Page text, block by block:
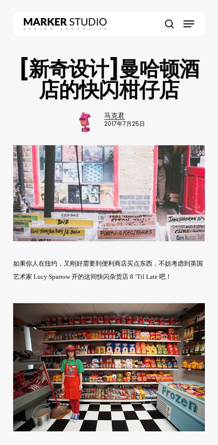
Menu
[新奇设计]曼哈顿酒
店的快闪柑仔店
马克君
2017年7月25日
如果你人在纽约，又刚好需要到便利商店买点东西，不妨考虑到英国
艺术家 Lucy Sparrow 开的这间快闪杂货店 8 ‘Til Late 吧！